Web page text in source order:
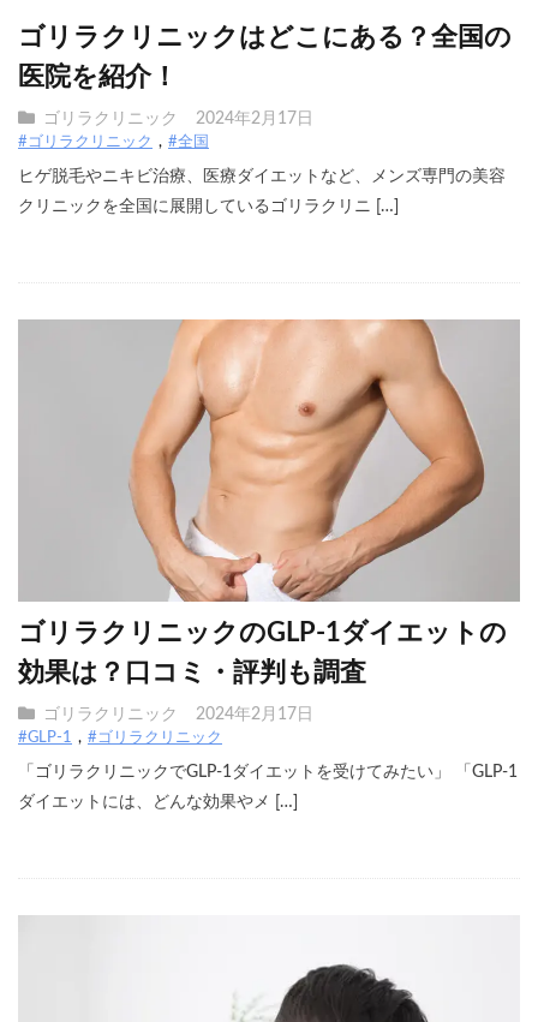
ゴリラクリニックはどこにある？全国の
医院を紹介！
ゴリラクリニック 2024年2月17日
#ゴリラクリニック #全国
ヒゲ脱毛やニキビ治療、医療ダイエットなど、メンズ専門の美容
クリニックを全国に展開しているゴリラクリニ […]
ゴリラクリニックのGLP-1ダイエットの
効果は？口コミ・評判も調査
ゴリラクリニック 2024年2月17日
#GLP-1 #ゴリラクリニック
「ゴリラクリニックでGLP-1ダイエットを受けてみたい」 「GLP-1
ダイエットには、どんな効果やメ […]